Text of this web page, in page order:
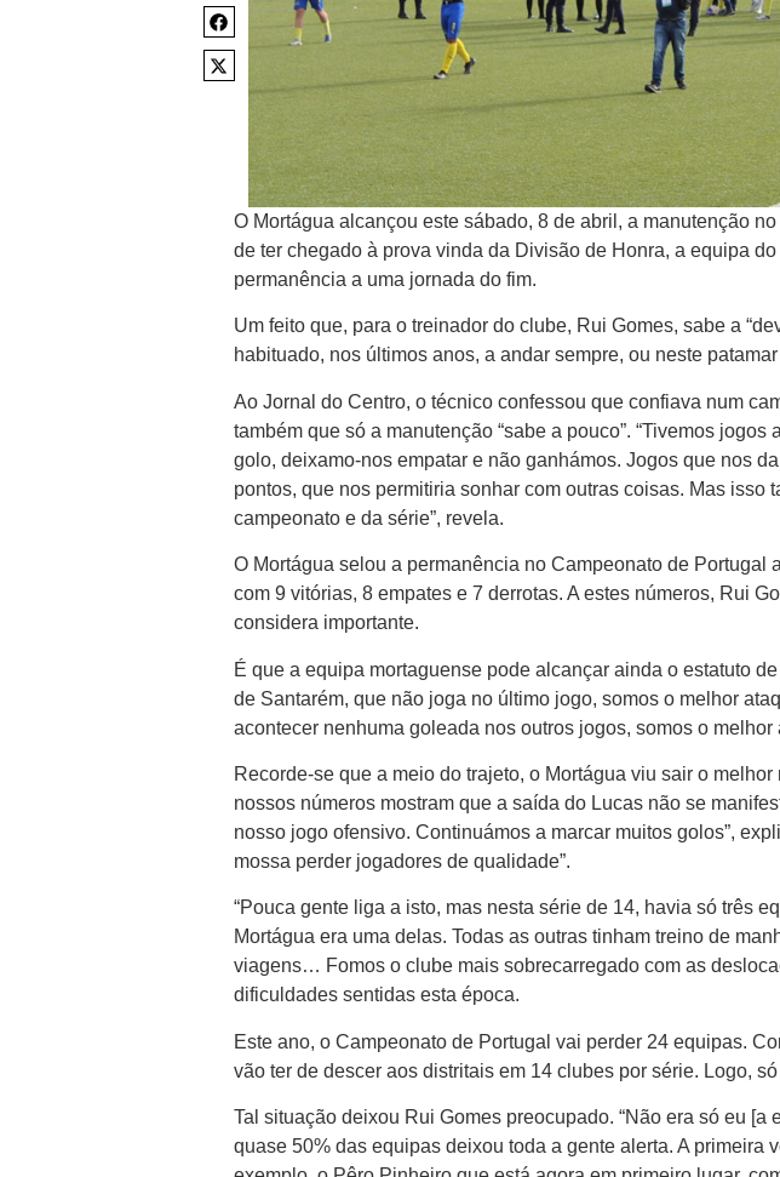
O Mortágua alcançou este sábado, 8 de abril, a manutenção
de ter chegado à prova vinda da Divisão de Honra, a equipa
permanência a uma jornada do fim.
Um feito que, para o treinador do clube, Rui Gomes, sabe a
habituado, nos últimos anos, a andar sempre, ou neste
Ao Jornal do Centro, o técnico confessou que confiava num
também que só a manutenção “sabe a pouco”. “Tivemos
golo, deixamo-nos empatar e não ganhámos. Jogos que nos
pontos, que nos permitiria sonhar com outras coisas. Mas isso
campeonato e da série”, revela.
O Mortágua selou a permanência no Campeonato de Portugal
com 9 vitórias, 8 empates e 7 derrotas. A estes números, Rui
considera importante.
É que a equipa mortaguense pode alcançar ainda o estatuto
de Santarém, que não joga no último jogo, somos o melhor
acontecer nenhuma goleada nos outros jogos, somos o melhor
Recorde-se que a meio do trajeto, o Mortágua viu sair o
nossos números mostram que a saída do Lucas não se
nosso jogo ofensivo. Continuámos a marcar muitos golos”,
mossa perder jogadores de qualidade”.
“Pouca gente liga a isto, mas nesta série de 14, havia só três
Mortágua era uma delas. Todas as outras tinham treino de
viagens… Fomos o clube mais sobrecarregado com as
dificuldades sentidas esta época.
Este ano, o Campeonato de Portugal vai perder 24 equipas.
vão ter de descer aos distritais em 14 clubes por série. Logo,
Tal situação deixou Rui Gomes preocupado. “Não era só eu [a
quase 50% das equipas deixou toda a gente alerta. A primeira